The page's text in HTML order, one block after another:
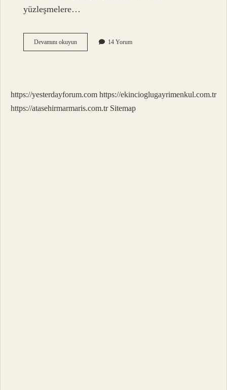
yüzleşmelere…
Devamını okuyunAy
Tutulması
14 Yorum
https://yesterdayforum.com https://ekincioglugayrimenkul.com.tr
https://atasehirmarmaris.com.tr Sitemap